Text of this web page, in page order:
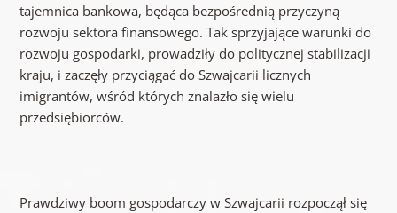
tajemnica bankowa, będąca bezpośrednią przyczyną
rozwoju sektora finansowego. Tak sprzyjające warunki do
rozwoju gospodarki, prowadziły do politycznej stabilizacji
kraju, i zaczęły przyciągać do Szwajcarii licznych
imigrantów, wśród których znalazło się wielu
przedsiębiorców.
Prawdziwy boom gospodarczy w Szwajcarii rozpoczął się